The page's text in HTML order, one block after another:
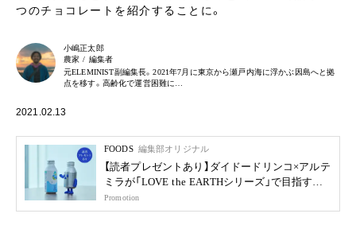
つのチョコレートを紹介することに。
小嶋正太郎
農家 / 編集者
元ELEMINIST副編集長。2021年7月に東京から瀬戸内海に浮かぶ因島へと拠
点を移す。高齢化で運営困難に…
2021.02.13
FOODS 編集部オリジナル
【読者プレゼントあり】ダイドードリンコ×アルテ
ミラが「LOVE the EARTHシリーズ」で目指す未
来
Promotion